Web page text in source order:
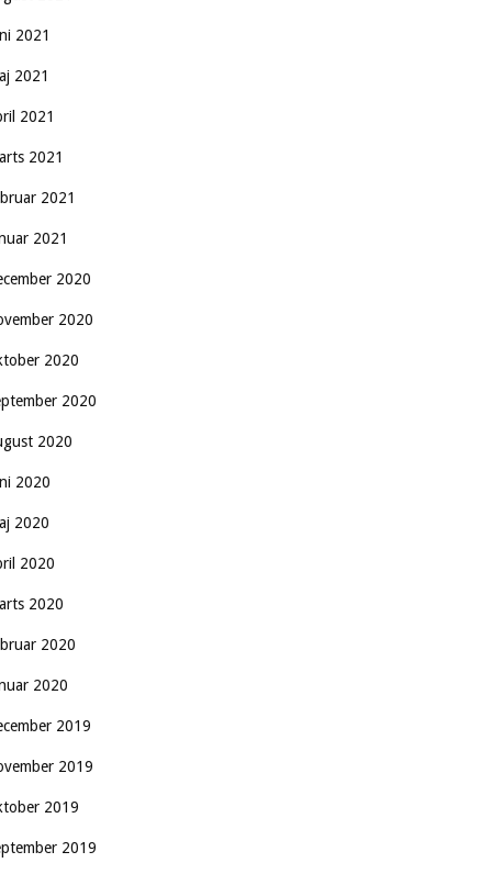
2021
2021
2021
2021
2021
2021
2020
2020
2020
2020
2020
2020
2020
2020
2020
2020
2020
2019
2019
2019
2019